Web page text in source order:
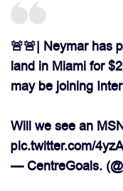
🚨🚨| Neymar has
land in Miami for
may be joining
Will we see an
pic.twitter.com/
— CentreGoals.